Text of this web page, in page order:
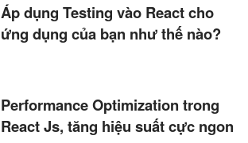
Áp dụng Testing vào React cho
ứng dụng của bạn như thế nào?
Performance Optimization trong
React Js, tăng hiệu suất cực ngon